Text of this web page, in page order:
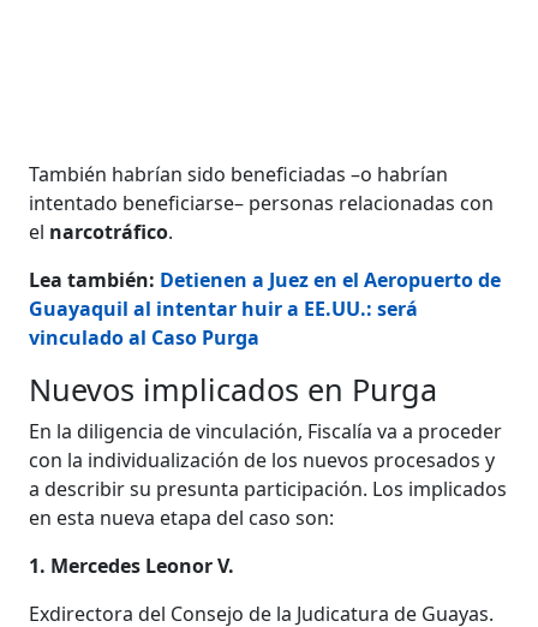
También habrían sido beneficiadas –o habrían
intentado beneficiarse– personas relacionadas con
el narcotráfico.
Lea también: Detienen a Juez en el Aeropuerto de
Guayaquil al intentar huir a EE.UU.: será
vinculado al Caso Purga
Nuevos implicados en Purga
En la diligencia de vinculación, Fiscalía va a proceder
con la individualización de los nuevos procesados y
a describir su presunta participación. Los implicados
en esta nueva etapa del caso son:
1. Mercedes Leonor V.
Exdirectora del Consejo de la Judicatura de Guayas.